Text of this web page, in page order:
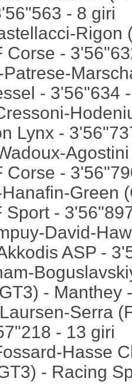
- 8 giri
Rigon
Corse -
- 3'56"634
Lynx -
Corse -
Green
Sport -
David-
ASP -
- Manthey
Serra
- 13 giri
Hasse
- Racing